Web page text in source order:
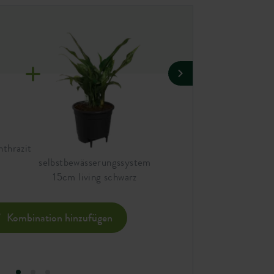
selbstbewässerungssystem
15cm living schwarz
Kombination hinzufügen